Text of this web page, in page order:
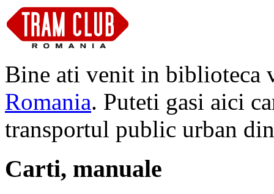
Bine ati venit in biblioteca
Romania. Puteti gasi aici
transportul public urban
Carti, manuale